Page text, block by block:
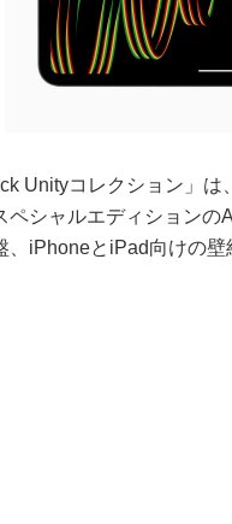
Unityコレクション」は
ペシャルエディション
、iPhoneとiPad向けの壁